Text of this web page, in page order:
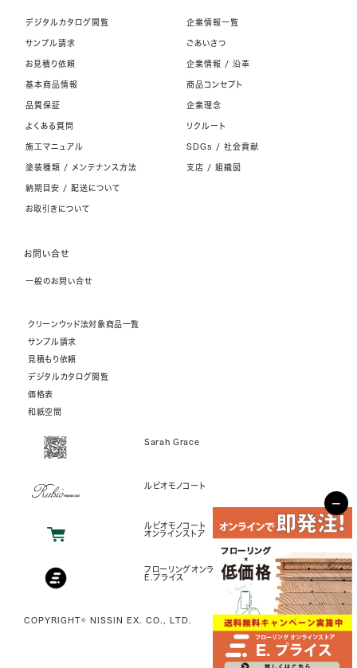
デジタルカタログ閲覧
サンプル請求
お見積り依頼
基本商品情報
品質保証
よくある質問
施工マニュアル
塗装種類 / メンテナンス方法
納期目安 / 配送について
お取引きについて
企業情報一覧
ごあいさつ
企業情報 / 沿革
商品コンセプト
企業理念
リクルート
SDGs / 社会貢献
支店 / 組織図
お問い合せ
一般のお問い合せ
クリーンウッド法対象商品一覧
サンプル請求
見積もり依頼
デジタルカタログ閲覧
価格表
和紙空間
Sarah Grace
ルビオモノコート
ルビオモノコート
オンラインストア
フローリングオンラインストア
E.プライス
COPYRIGHT© NISSIN EX. CO., LTD.
−